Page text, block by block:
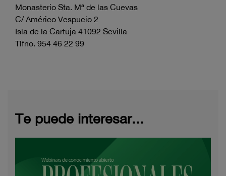
Monasterio Sta. Mª de las Cuevas
C/ Américo Vespucio 2
Isla de la Cartuja 41092 Sevilla
Tlfno. 954 46 22 99
Te puede interesar...